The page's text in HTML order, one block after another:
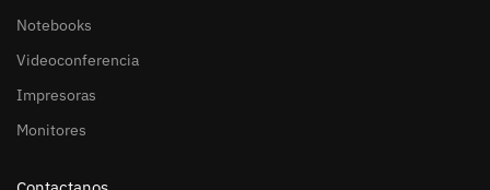
Notebooks
Videoconferencia
Impresoras
Monitores